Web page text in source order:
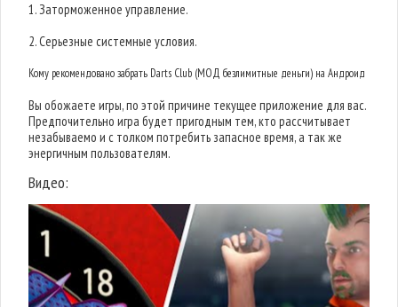
1. Заторможенное управление.
2. Серьезные системные условия.
Кому рекомендовано забрать Darts Club (МОД безлимитные деньги) на Андроид
Вы обожаете игры, по этой причине текущее приложение для вас.
Предпочительно игра будет пригодным тем, кто рассчитывает
незабываемо и с толком потребить запасное время, а так же
энергичным пользователям.
Видео: